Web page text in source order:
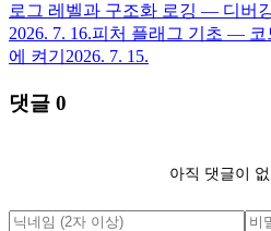
로그 레벨과 구조화 로깅 — 디버
2026. 7. 16.피처 플래그 기초 — 코
에 켜기 2026. 7. 15.
댓글 0
아직 댓글이 없